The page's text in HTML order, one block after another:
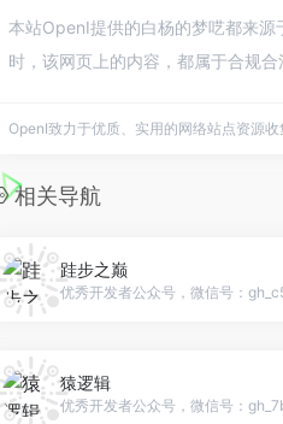
本站OpenI提供的白杨的梦呓都来
时，该网页上的内容，都属于合规
OpenI致力于优质、实用的网络站点资源收
相关导航
跬步之巅
优秀开发者公众号，微信号：
猿逻辑
优秀开发者公众号，微信号：